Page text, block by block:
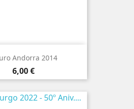
Andorra 2014
Preço
6,00 €